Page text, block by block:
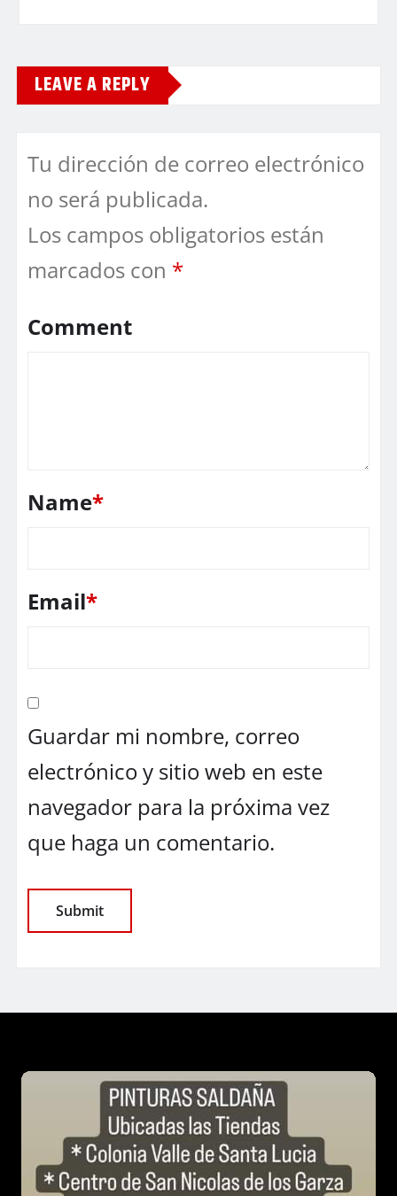
LEAVE A REPLY
Tu dirección de correo electrónico
no será publicada.
Los campos obligatorios están
marcados con *
Comment
Name*
Email*
Guardar mi nombre, correo
electrónico y sitio web en este
navegador para la próxima vez
que haga un comentario.